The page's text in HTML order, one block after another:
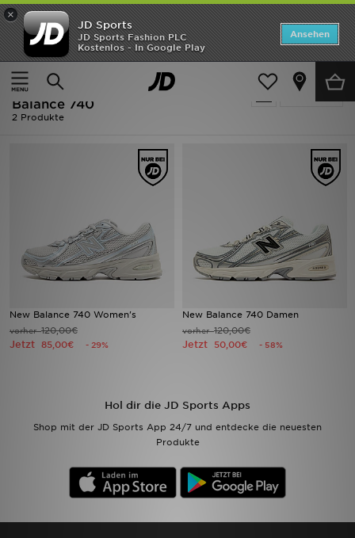
×
JD Sports
JD Sports Fashion PLC
Kostenlos - In Google Play
Ansehen
Home
Ausverkauf | Cremefarben New Balance 740
Verfeinern
Ausverkauf | Cremefarben New
Balance 740
2 Produkte
New Balance 740 Women's
vorher120,00€
Jetzt 85,00€ - 29%
New Balance 740 Damen
vorher120,00€
Jetzt 50,00€ - 58%
Hol dir die JD Sports Apps
Shop mit der JD Sports App 24/7 und entdecke die neuesten
Produkte
ANGEBOTE
Neuheiten
Herren
Marken
Fußball
Sport
Mein JD
Geschenkgutschein